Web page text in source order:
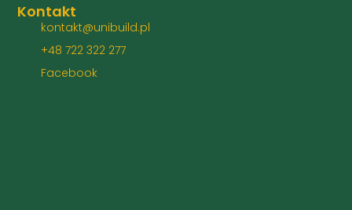
Kontakt
kontakt@unibuild.pl
+48 722 322 277
Facebook